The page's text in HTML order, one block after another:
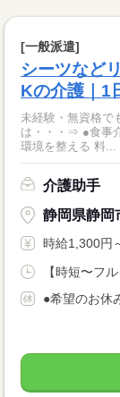
[一般派遣]
シーツなど
Kの介護｜1
未経験・無資格でも
は・・・⇒ ●食事介助 喉に通りやすい工夫をするなど 食事しやすい
環境を整える 料...
介護助手
静岡県静岡
時給1,300円
【時短〜フ
●希望のお休